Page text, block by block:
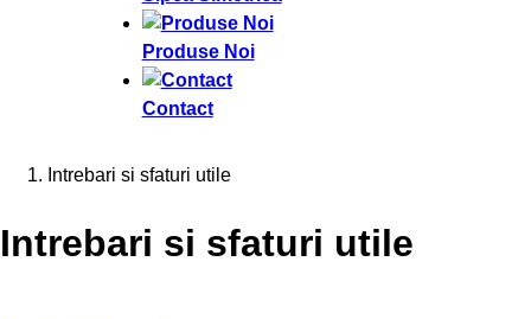
Produse Noi
Contact
Intrebari si sfaturi utile
Intrebari si sfaturi utile